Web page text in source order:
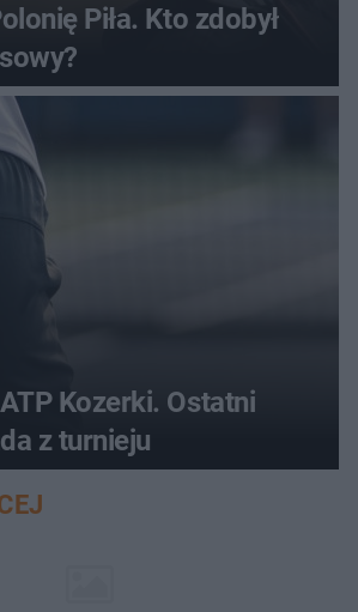
Piła. Kto zdobył
Kozerki. Ostatni
z turnieju